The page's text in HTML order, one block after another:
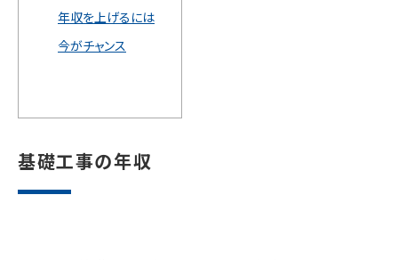
年収を上げるには
今がチャンス
基礎工事の年収